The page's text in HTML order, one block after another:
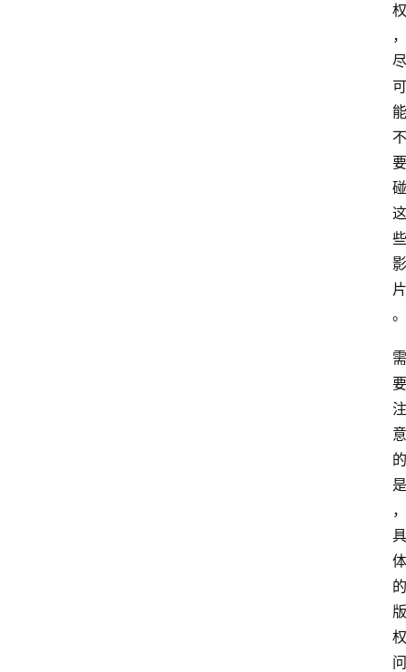
权
，
尽
可
能
不
要
碰
这
些
影
片
。
需
要
注
意
的
是
，
具
体
的
版
权
问